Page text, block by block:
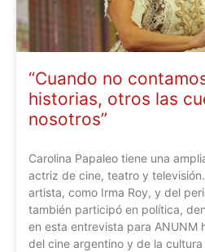
“Cuando no
historias, otros las
nosotros”
Carolina Papaleo tiene una
actriz de cine, teatro y
artista, como Irma Roy, y del
también participó en política,
en esta entrevista para ANUNM
del cine argentino y de la